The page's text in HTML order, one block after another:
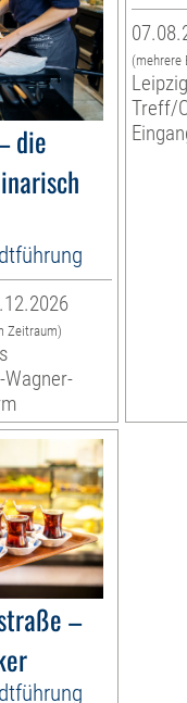
die
Zeitraum)
(mehrere
Treff/
–